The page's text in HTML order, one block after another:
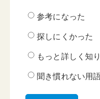
参考になった
探しにくかった
もっと詳しく知
聞き慣れない用